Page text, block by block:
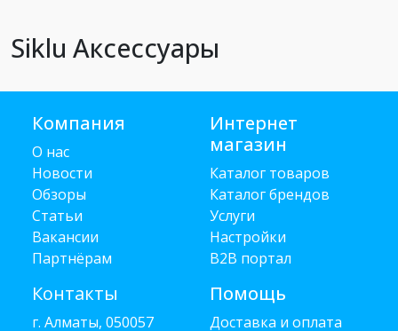
Siklu Аксессуары
Компания
О нас
Новости
Обзоры
Статьи
Вакансии
Партнёрам
Контакты
г. Алматы, 050057
Интернет
магазин
Каталог товаров
Каталог брендов
Услуги
Настройки
B2B портал
Помощь
Доставка и оплата